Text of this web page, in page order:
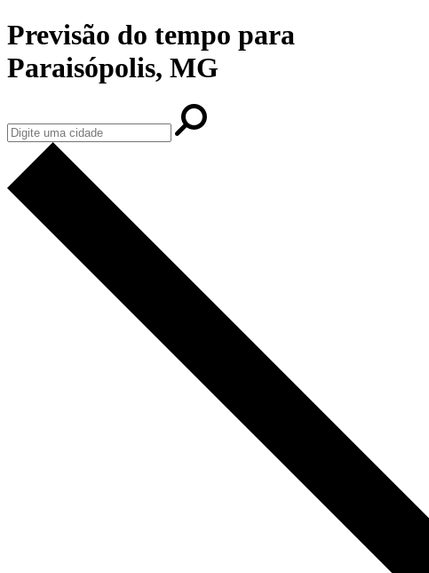
Previsão do tempo para
Paraisópolis, MG